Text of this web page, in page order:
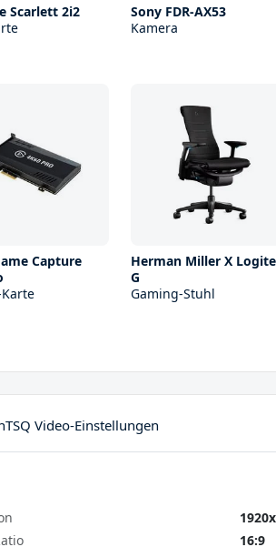
Scarlett 2i2
Sony FDR-AX53
Kamera
Capture
Herman Miller X
G
Gaming-Stuhl
Video-Einstellungen
16:9